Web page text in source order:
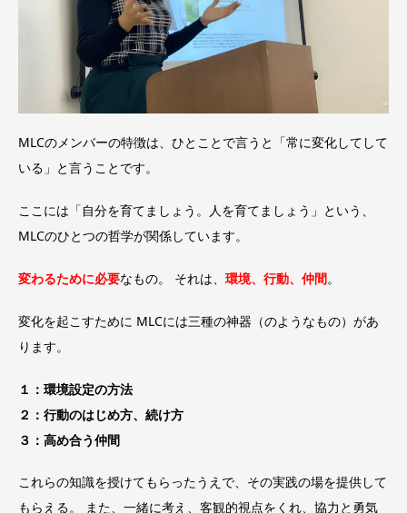
MLCのメンバーの特徴は、ひとことで言うと「常に変化してして
いる」と言うことです。
ここには「自分を育てましょう。人を育てましょう」という、
MLCのひとつの哲学が関係しています。
変わるために必要なもの。 それは、 環境、行動、仲間。
変化を起こすために MLCには三種の神器（のようなもの）があ
ります。
１：環境設定の方法
２：行動のはじめ方、続け方
３：高め合う仲間
これらの知識を授けてもらったうえで、その実践の場を提供して
もらえる。 また、一緒に考え、客観的視点をくれ、協力と勇気